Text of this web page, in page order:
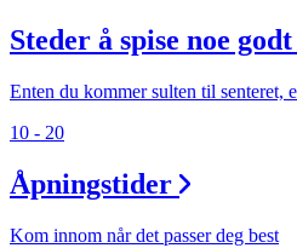
Steder å spise noe godt
Enten du kommer sulten til senteret,
10 - 20
Åpningstider
Kom innom når det passer deg best